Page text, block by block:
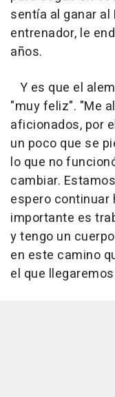
sentía al ganar al
entrenador, le
años.
Y es que el
"muy feliz". "Me
aficionados, por
un poco que se
lo que no
cambiar.
espero continuar
importante es
y tengo un
en este camino
el que